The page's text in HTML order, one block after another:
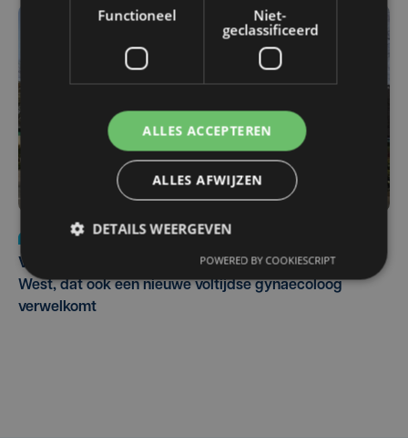
Nieuws
wo 5 augustus | 11:57
Vier Oostendse gynaecologen versterken dienst in AZ
West, dat ook een nieuwe voltijdse gynaecoloog
verwelkomt
Functioneel
Niet-
geclassificeerd
ALLES ACCEPTEREN
ALLES AFWIJZEN
DETAILS WEERGEVEN
POWERED BY COOKIESCRIPT